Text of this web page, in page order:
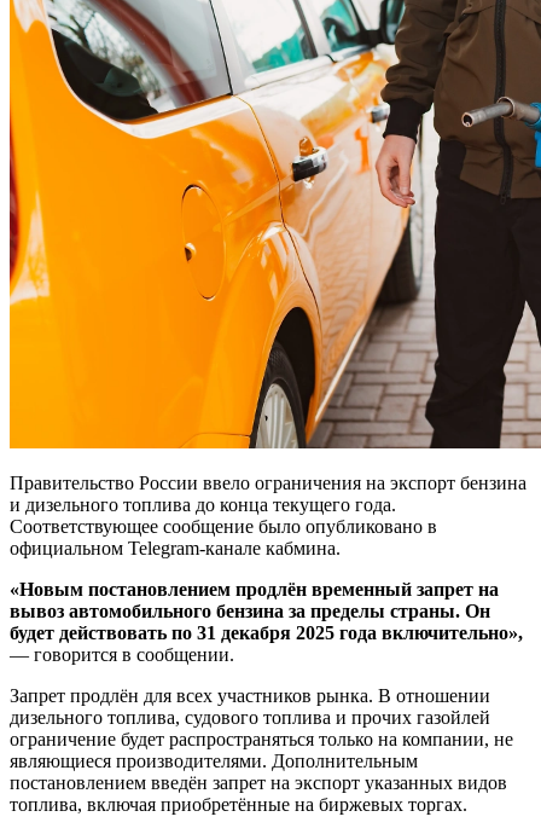
Правительство России ввело ограничения на экспорт бензина
и дизельного топлива до конца текущего года.
Соответствующее сообщение было опубликовано в
официальном Telegram-канале кабмина.
«Новым постановлением продлён временный запрет на
вывоз автомобильного бензина за пределы страны. Он
будет действовать по 31 декабря 2025 года включительно»,
— говорится в сообщении.
Запрет продлён для всех участников рынка. В отношении
дизельного топлива, судового топлива и прочих газойлей
ограничение будет распространяться только на компании, не
являющиеся производителями. Дополнительным
постановлением введён запрет на экспорт указанных видов
топлива, включая приобретённые на биржевых торгах.